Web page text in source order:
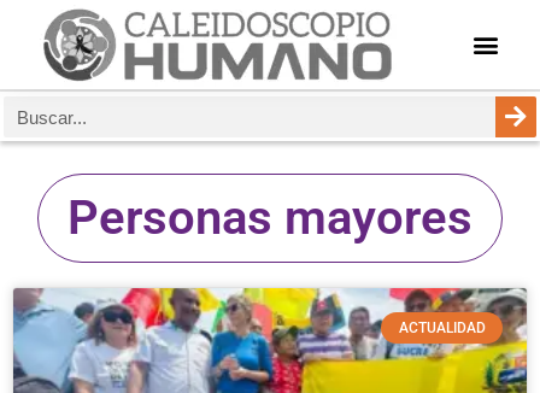
Personas mayores
ACTUALIDAD